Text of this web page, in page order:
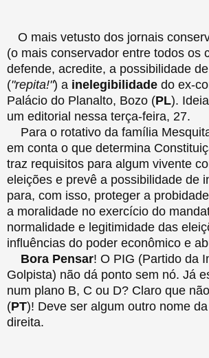
O mais vetusto dos jornais
(o mais conservador entre todos os
defende, acredite, a possibilidade de
("repita!") a inelegibilidade do ex-
Palácio do Planalto, Bozo (PL). Ideia
um editorial nessa terça-feira, 27.
Para o rotativo da família
em conta o que determina
traz requisitos para algum vivente
eleições e prevê a possibilidade de
para, com isso, proteger a
a moralidade no exercício do
normalidade e legitimidade das
influências do poder econômico e
Bora Pensar! O PIG (Partido da
Golpista) não dá ponto sem nó. Já
num plano B, C ou D? Claro que
(PT)! Deve ser algum outro nome
direita.